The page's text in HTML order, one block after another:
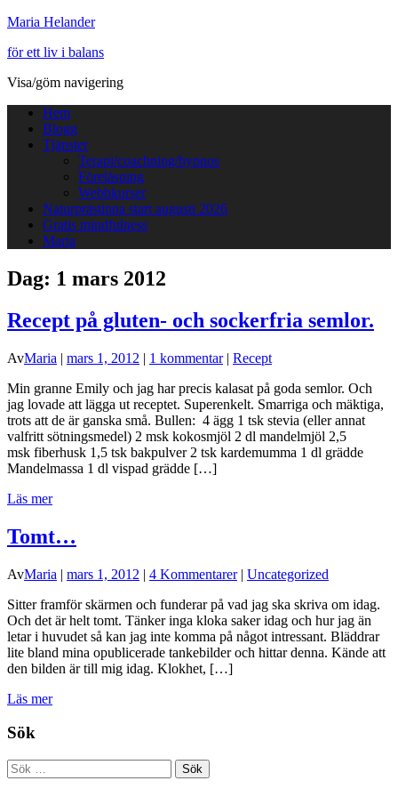
Maria Helander
för ett liv i balans
Visa/göm navigering
Hem
Blogg
Tjänster
Terapi/coachning/hypnos
Föreläsning
Webbkurser
Naturprästinna start augusti 2026
Gratis mindfulness
Maria
Dag: 1 mars 2012
Recept på gluten- och sockerfria semlor.
AvMaria | mars 1, 2012 | 1 kommentar| Recept
Min granne Emily och jag har precis kalasat på goda semlor. Och
jag lovade att lägga ut receptet. Superenkelt. Smarriga och mäktiga,
trots att de är ganska små. Bullen: 4 ägg 1 tsk stevia (eller annat
valfritt sötningsmedel) 2 msk kokosmjöl 2 dl mandelmjöl 2,5
msk fiberhusk 1,5 tsk bakpulver 2 tsk kardemumma 1 dl grädde
Mandelmassa 1 dl vispad grädde […]
Läs mer
Tomt…
AvMaria | mars 1, 2012 | 4 Kommentarer| Uncategorized
Sitter framför skärmen och funderar på vad jag ska skriva om idag.
Och det är helt tomt. Tänker inga kloka saker idag och hur jag än
letar i huvudet så kan jag inte komma på något intressant. Bläddrar
lite bland mina opublicerade tankebilder och hittar denna. Kände att
den bilden är till mig idag. Klokhet, […]
Läs mer
Sök
Sök
efter: